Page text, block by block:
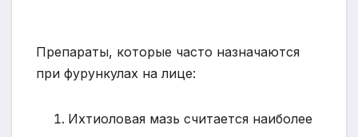
Препараты, которые часто назначаются
при фурункулах на лице:
Ихтиоловая мазь считается наиболее